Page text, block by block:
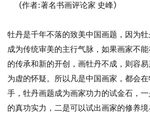
(作者:著名书画评论家 史峰)
牡丹是千年不落的致美中国画题，因为
成为传统审美的主行气脉，如果画家不
的传承和新的开创，画牡丹不成，则容
为虚的怀疑。所以凡是中国画家，都会
手，牡丹画题成为画家功力的试金石，
的真功实力，二是可以试出画家的修养